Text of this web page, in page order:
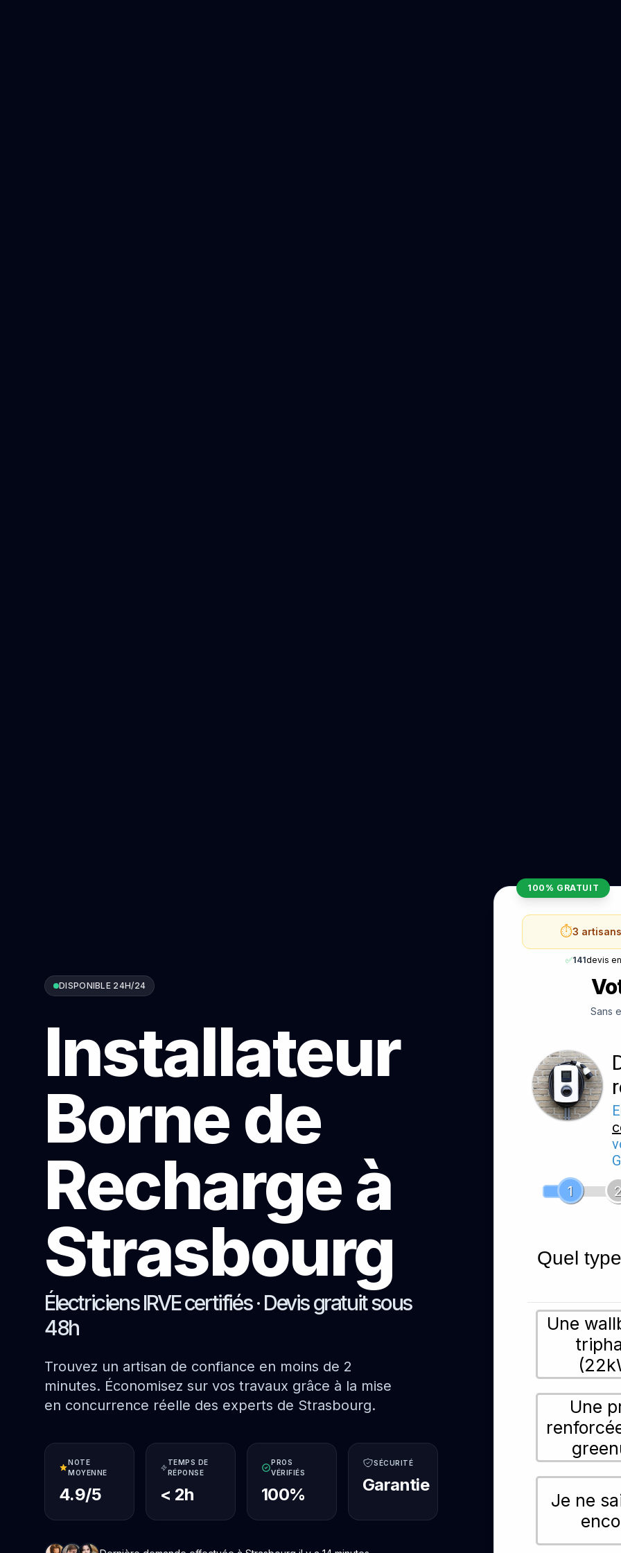
DISPONIBLE 24H/24
Installateur
Borne de
Recharge à
Strasbourg
Électriciens IRVE certifiés · Devis gratuit sous
48h
Trouvez un artisan de confiance en moins de 2
minutes. Économisez sur vos travaux grâce à la mise
en concurrence réelle des experts de Strasbourg.
NOTE
MOYENNE
4.9/5
TEMPS DE
RÉPONSE
< 2h
PROS
VÉRIFIÉS
100%
SÉCURITÉ
Garantie
100% GRATUIT
⏱️3
✅141devis
Sans
1
2
Quel
Une
Une
Je ne